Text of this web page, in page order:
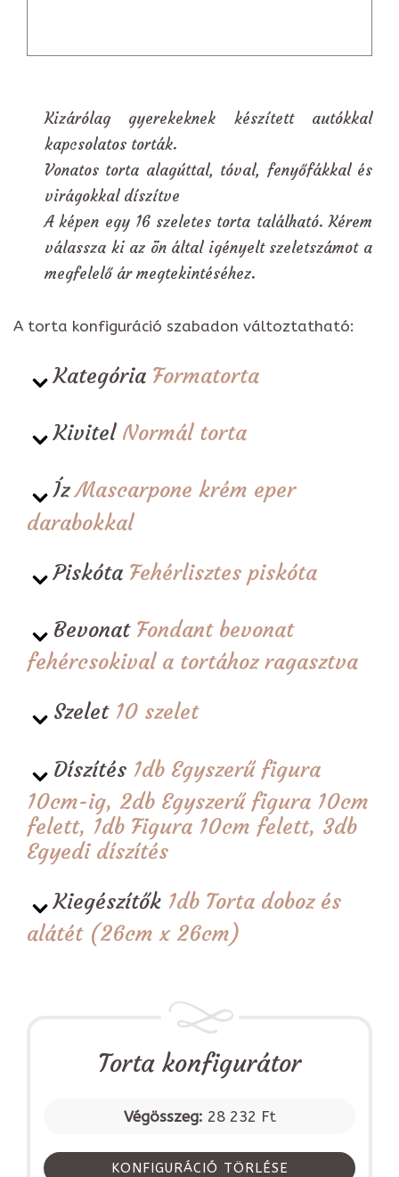
Kizárólag gyerekeknek készített autókkal
kapcsolatos torták.
Vonatos torta alagúttal, tóval, fenyőfákkal és
virágokkal díszítve
A képen egy 16 szeletes torta található. Kérem
válassza ki az ön által igényelt szeletszámot a
megfelelő ár megtekintéséhez.
A torta konfiguráció szabadon változtatható:
Kategória Formatorta
Kivitel Normál torta
ÍzMascarpone krém eper
darabokkal
Piskóta Fehérlisztes piskóta
Bevonat Fondant bevonat
fehércsokival a tortához ragasztva
Szelet 10 szelet
Díszítés 1db Egyszerű figura
10cm-ig, 2db Egyszerű figura 10cm
felett, 1db Figura 10cm felett, 3db
Egyedi díszítés
Kiegészítők 1db Torta doboz és
alátét (26cm x 26cm)
Torta konfigurátor
Végösszeg: 28 232 Ft
KONFIGURÁCIÓ TÖRLÉSE